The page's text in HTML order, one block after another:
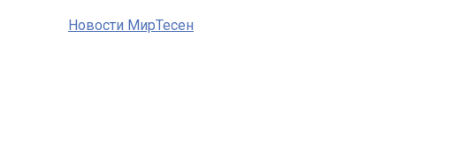
Новости МирТесен